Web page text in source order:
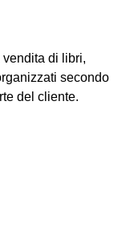
di libri,
secondo
del cliente.